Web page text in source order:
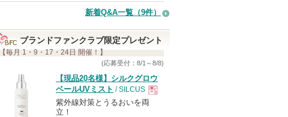
新着Q&A一覧（9件）
ブランドファンクラブ限定プレゼント
【毎月 1・9・17・24日 開催！】
(応募受付：8/1～8/8)
【現品20名様】シルクグロウ
ベールUVミスト / SILCUS
現
紫外線対策とうるおいを両
立！